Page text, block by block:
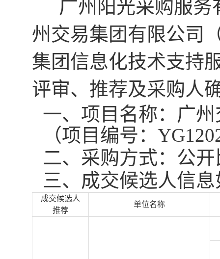
广州阳光采购服
州交易集团有限公司
集团信息化技术支持
评审、推荐及采购人
一、项目名称：广
（项目编号：
二、采购方式：公开
三、 成交候选人信
成交候选人
推荐
单位名称